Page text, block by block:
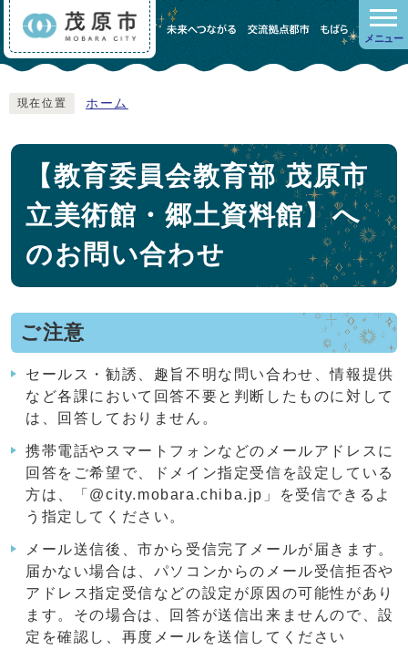
メニュー
現在位置 ホーム
【教育委員会教育部 茂原市
立美術館・郷土資料館】へ
のお問い合わせ
ご注意
セールス・勧誘、趣旨不明な問い合わせ、情報提供
など各課において回答不要と判断したものに対して
は、回答しておりません。
携帯電話やスマートフォンなどのメールアドレスに
回答をご希望で、ドメイン指定受信を設定している
方は、「@city.mobara.chiba.jp」を受信できるよ
う指定してください。
メール送信後、市から受信完了メールが届きます。
届かない場合は、パソコンからのメール受信拒否や
アドレス指定受信などの設定が原因の可能性があり
ます。その場合は、回答が送信出来ませんので、設
定を確認し、再度メールを送信してください